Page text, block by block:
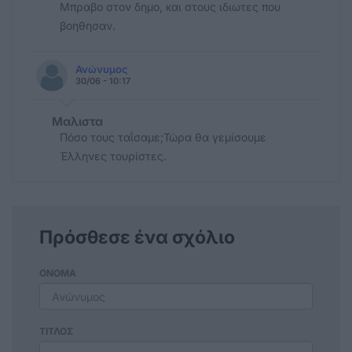
Μπραβο στον δημο, και στους ιδιωτες που
βοηθησαν.
Ανώνυμος
30/06 - 10:17
Μαλιστα
Πόσο τους ταΐσαμε;Τώρα θα γεμίσουμε
Έλληνες τουρίστες.
Πρόσθεσε ένα σχόλιο
ΟΝΟΜΑ
ΤΙΤΛΟΣ